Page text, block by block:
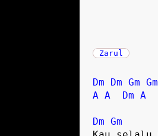
Zarul
Dm Dm Gm Gm
A A Dm A
Dm Gm